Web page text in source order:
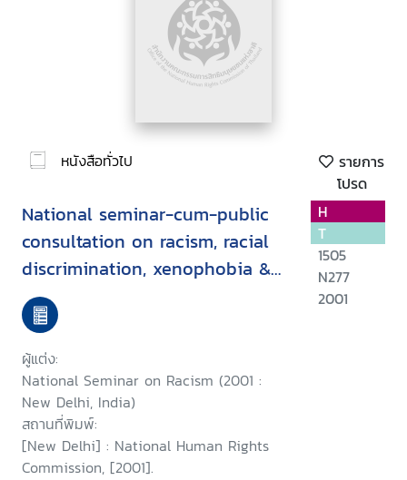
หนังสือทั่วไป
รายการ
โปรด
National seminar-cum-public
consultation on racism, racial
discrimination, xenophobia &
related intolerance, held at
New Delhi on 11 August, 2001 :
a report
ผู้แต่ง:
National Seminar on Racism (2001 :
New Delhi, India)
สถานที่พิมพ์:
[New Delhi] : National Human Rights
Commission, [2001].
H
T
1505
N277
2001